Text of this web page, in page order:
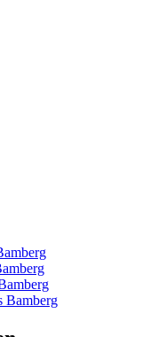
Bamberg